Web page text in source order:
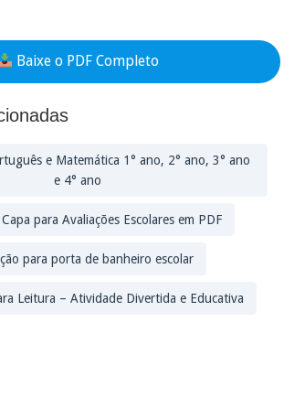
Baixe o PDF Completo
e Matemática 1° ano, 2° ano, 3° ano
e 4° ano
para Avaliações Escolares em PDF
para porta de banheiro escolar
Leitura – Atividade Divertida e Educativa